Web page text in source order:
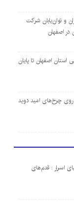
و توان‌یابان شرکت
در اصفهان
استان اصفهان تا پایان
روی چرخ‌های امید دوید
اسرار : قدم‌های